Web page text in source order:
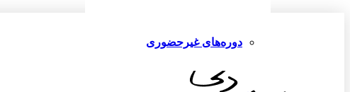
دوره‌های غیرحضوری